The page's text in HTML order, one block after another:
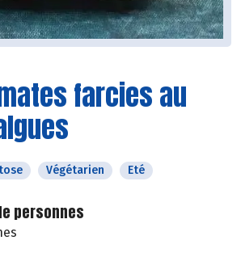
farcies au
Végétarien Eté
personnes